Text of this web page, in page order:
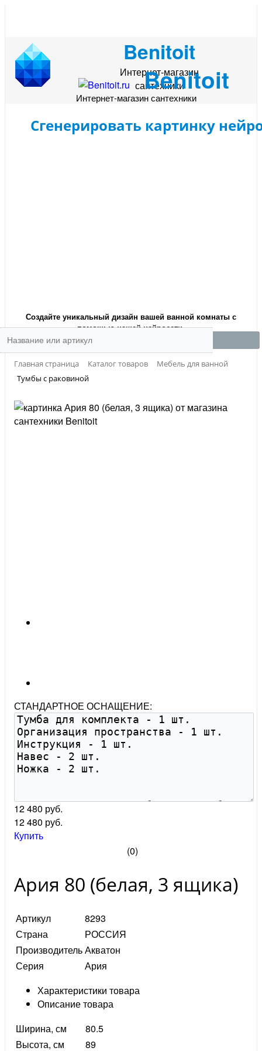
Benitoit
Интернет-магазин
сантехники
Benitoit
Интернет-магазин сантехники
Сгенерировать картинку
Создайте уникальный дизайн вашей ванной комнаты с
помощью нашей нейросети.
Главная страница Каталог товаров
Мебель для ванной
Тумбы с раковиной
СТАНДАРТНОЕ ОСНАЩЕНИЕ:
12 480 руб.
12 480 руб.
Купить
(0)
Ария 80 (белая, 3 ящика)
Артикул
8293
Страна
РОССИЯ
ПроизводительАкватон
Серия
Ария
Характеристики товара
Описание товара
Ширина, см
80.5
Высота, см
89